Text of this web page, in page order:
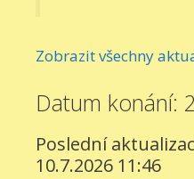
Zobrazit všechny
Datum konání:
Poslední
10.7.2026 11:46